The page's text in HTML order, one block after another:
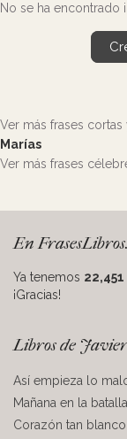
No se ha encontrado
Ver más frases cortas
Marías
Ver más frases
En
Ya tenemos 22,451
¡Gracias!
Libros de
Así empieza lo
Mañana en la
Corazón tan blanco